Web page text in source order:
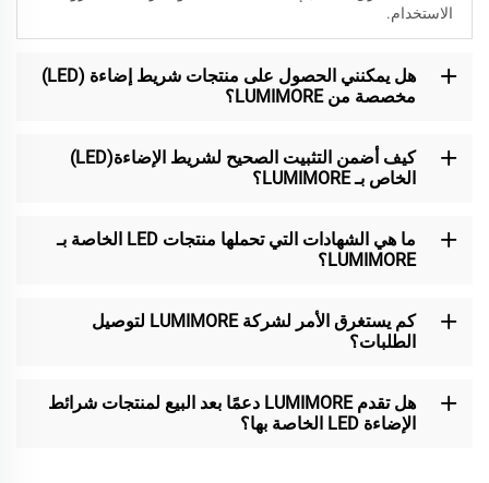
الاستخدام.
هل يمكنني الحصول على منتجات شريط إضاءة (LED)
مخصصة من LUMIMORE؟
كيف أضمن التثبيت الصحيح لشريط الإضاءة(LED)
الخاص بـ LUMIMORE؟
ما هي الشهادات التي تحملها منتجات LED الخاصة بـ
LUMIMORE؟
كم يستغرق الأمر لشركة LUMIMORE لتوصيل
الطلبات؟
هل تقدم LUMIMORE دعمًا بعد البيع لمنتجات شرائط
الإضاءة LED الخاصة بها؟